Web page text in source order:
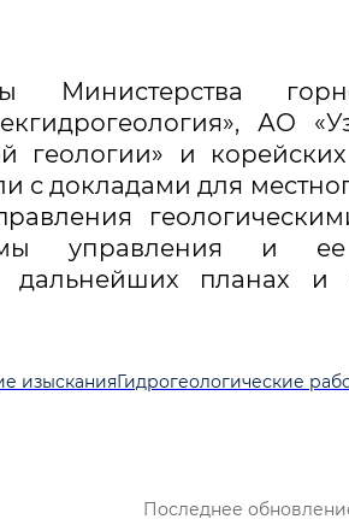
АО
геологии» и
с докладами для
управления и
дальнейших планах и
изысканияГидрогеологические
Последнее